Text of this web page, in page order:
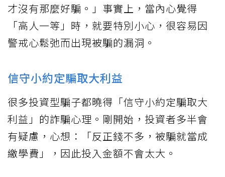
才沒有那麼好騙。」事實上，當內心覺得
「高人一等」時，就要特別小心，很容易因
警戒心鬆弛而出現被騙的漏洞。
信守小約定騙取大利益
很多投資型騙子都曉得「信守小約定騙取大
利益」的詐騙心理。剛開始，投資者多半會
有疑慮，心想：「反正錢不多，被騙就當成
繳學費」，因此投入金額不會太大。